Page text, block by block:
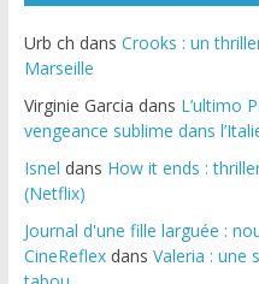
Urb ch dans Crooks : un
Marseille
Virginie Garcia dans L’ultimo
vengeance sublime dans
Isnel dans How it ends :
(Netflix)
Journal d'une fille larguée :
CineReflexdans Valeria : une